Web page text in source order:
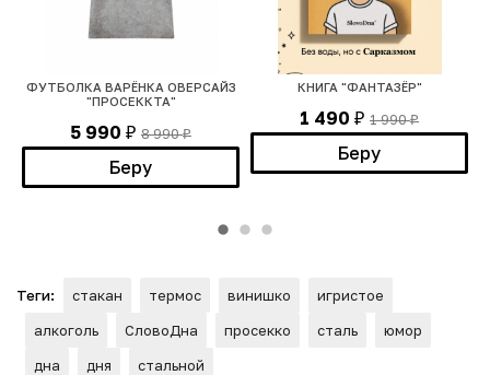
ФУТБОЛКА ВАРЁНКА ОВЕРСАЙЗ
"ПРОСЕККТА"
5 990 ₽ 8 990₽
Беру
КНИГА "ФАНТАЗЁР"
1 490 ₽ 1 990₽
Беру
Теги: стакан термос винишко
игристое
алкоголь
СловоДна просекко сталь
юмор
дна
дня стальной